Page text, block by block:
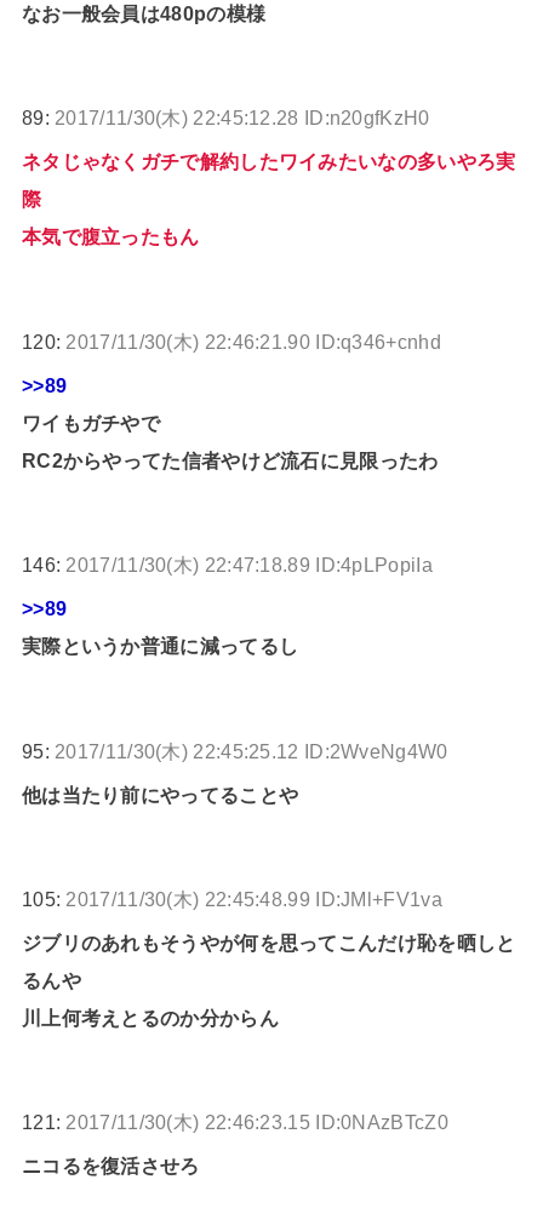
なお一般会員は480pの模様
89: 2017/11/30(木) 22:45:12.28 ID:n20gfKzH0
ネタじゃなくガチで解約したワイみたいなの多いやろ実
際
本気で腹立ったもん
120: 2017/11/30(木) 22:46:21.90 ID:q346+cnhd
>>89
ワイもガチやで
RC2からやってた信者やけど流石に見限ったわ
146: 2017/11/30(木) 22:47:18.89 ID:4pLPopiIa
>>89
実際というか普通に減ってるし
95: 2017/11/30(木) 22:45:25.12 ID:2WveNg4W0
他は当たり前にやってることや
105: 2017/11/30(木) 22:45:48.99 ID:JMl+FV1va
ジブリのあれもそうやが何を思ってこんだけ恥を晒しと
るんや
川上何考えとるのか分からん
121: 2017/11/30(木) 22:46:23.15 ID:0NAzBTcZ0
ニコるを復活させろ